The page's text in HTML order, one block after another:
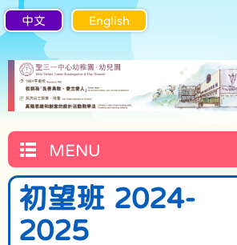
中文 English
MENU
初望班 2024-
2025